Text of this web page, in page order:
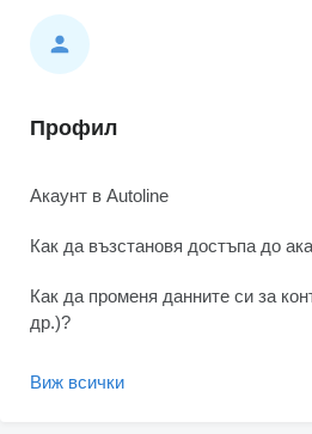
Профил
Акаунт в Autoline
Как да възстановя достъпа до
Как да променя данните си за
др.)?
Виж всички